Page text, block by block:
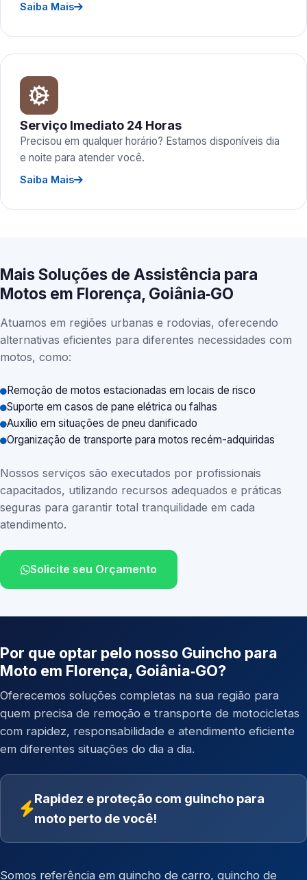
Saiba Mais
Serviço Imediato 24 Horas
Precisou em qualquer horário? Estamos disponíveis dia
e noite para atender você.
Saiba Mais
Mais Soluções de Assistência para
Motos em Florença, Goiânia‑GO
Atuamos em regiões urbanas e rodovias, oferecendo
alternativas eficientes para diferentes necessidades com
motos, como:
Remoção de motos estacionadas em locais de risco
Suporte em casos de pane elétrica ou falhas
Auxílio em situações de pneu danificado
Organização de transporte para motos recém-adquiridas
Nossos serviços são executados por profissionais
capacitados, utilizando recursos adequados e práticas
seguras para garantir total tranquilidade em cada
atendimento.
Solicite seu Orçamento
Por que optar pelo nosso Guincho para
Moto em Florença, Goiânia‑GO?
Oferecemos soluções completas na sua região para
quem precisa de remoção e transporte de motocicletas
com rapidez, responsabilidade e atendimento eficiente
em diferentes situações do dia a dia.
Rapidez e proteção com guincho para
moto perto de você!
Somos referência em guincho de carro, guincho de